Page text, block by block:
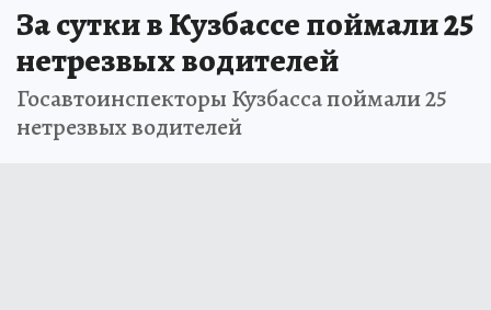
За сутки в Кузбассе поймали 25
нетрезвых водителей
Госавтоинспекторы Кузбасса поймали 25
нетрезвых водителей